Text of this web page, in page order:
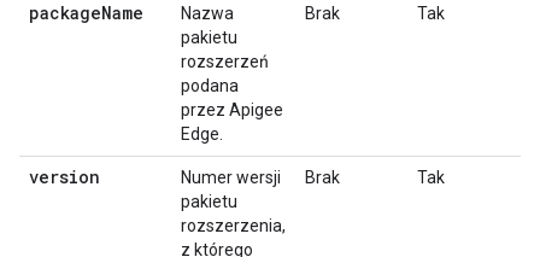
packageName
Nazwa
pakietu
rozszerzeń
podana
przez Apigee
Edge.
Brak Tak
version
Numer wersji
pakietu
rozszerzenia,
z którego
Brak Tak